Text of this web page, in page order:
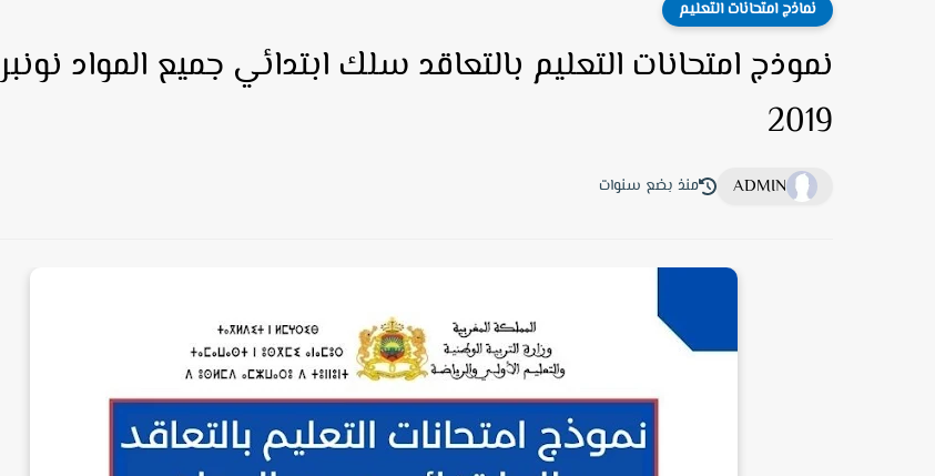
نماذج امتحانات التعليم
نموذج امتحانات التعليم بالتعاقد سلك ابتدائي جميع المواد نونبر
2019
ADMIN منذ بضع سنوات